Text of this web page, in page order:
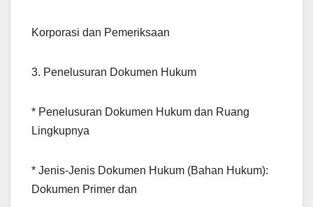
Korporasi dan Pemeriksaan
3. Penelusuran Dokumen Hukum
* Penelusuran Dokumen Hukum dan Ruang
Lingkupnya
* Jenis-Jenis Dokumen Hukum (Bahan Hukum):
Dokumen Primer dan